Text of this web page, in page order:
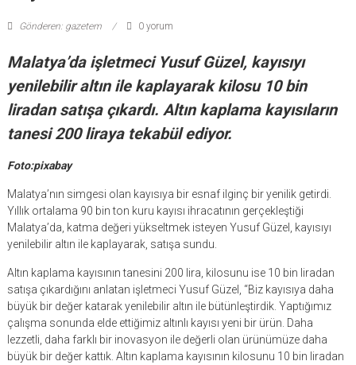
Gönderen: gazetem 0 yorum
Malatya’da işletmeci Yusuf Güzel, kayısıyı
yenilebilir altın ile kaplayarak kilosu 10 bin
liradan satışa çıkardı. Altın kaplama kayısıların
tanesi 200 liraya tekabül ediyor.
Foto:pixabay
Malatya’nın simgesi olan kayısıya bir esnaf ilginç bir yenilik getirdi.
Yıllık ortalama 90 bin ton kuru kayısı ihracatının gerçekleştiği
Malatya’da, katma değeri yükseltmek isteyen Yusuf Güzel, kayısıyı
yenilebilir altın ile kaplayarak, satışa sundu.
Altın kaplama kayısının tanesini 200 lira, kilosunu ise 10 bin liradan
satışa çıkardığını anlatan işletmeci Yusuf Güzel, “Biz kayısıya daha
büyük bir değer katarak yenilebilir altın ile bütünleştirdik. Yaptığımız
çalışma sonunda elde ettiğimiz altınlı kayısı yeni bir ürün. Daha
lezzetli, daha farklı bir inovasyon ile değerli olan ürünümüze daha
büyük bir değer kattık. Altın kaplama kayısının kilosunu 10 bin liradan